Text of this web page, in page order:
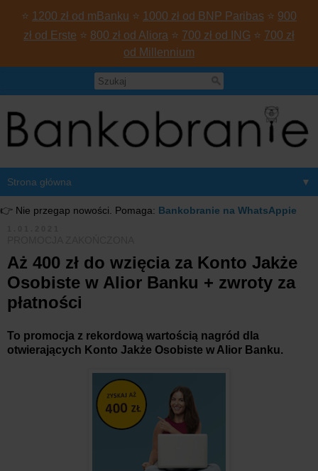
⭐ 1200 zł od mBanku ⭐ 1000 zł od BNP Paribas ⭐ 900
zł od Erste ⭐ 800 zł od Aliora ⭐ 700 zł od ING ⭐ 700 zł
od Millennium
▼
👉 Nie przegap nowości. Pomaga: Bankobranie na WhatsAppie
Aż 400 zł do wzięcia za Konto Jakże
Osobiste w Alior Banku + zwroty za
płatności
To promocja z rekordową wartością nagród dla
otwierających Konto Jakże Osobiste w Alior Banku.